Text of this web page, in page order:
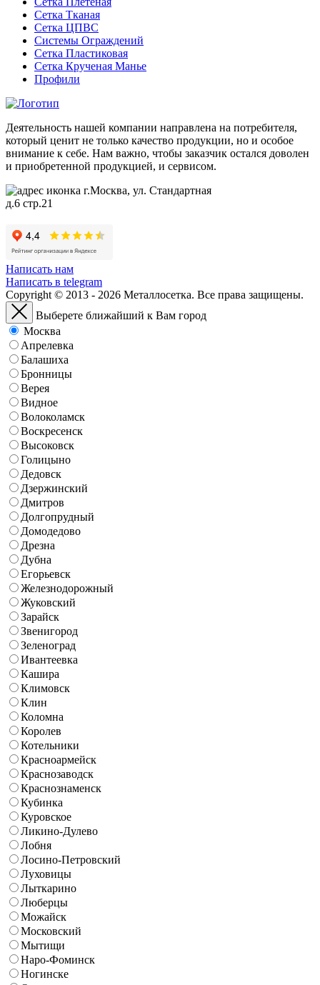
Сетка Тканая
Сетка ЦПВС
Системы Ограждений
Сетка Пластиковая
Сетка Крученая Манье
Профили
Деятельность нашей компании направлена на потребителя,
который ценит не только качество продукции, но и особое
внимание к себе. Нам важно, чтобы заказчик остался доволен
и приобретенной продукцией, и сервисом.
г.Москва, ул. Стандартная
д.6 стр.21
Написать нам
Написать в telegram
Copyright © 2013 - 2026 Металлосетка. Все права защищены.
Выберете ближайший к Вам город
Москва
Апрелевка
Балашиха
Бронницы
Верея
Видное
Волоколамск
Воскресенск
Высоковск
Голицыно
Дедовск
Дзержинский
Дмитров
Долгопрудный
Домодедово
Дрезна
Дубна
Егорьевск
Железнодорожный
Жуковский
Зарайск
Звенигород
Зеленоград
Ивантеевка
Кашира
Климовск
Клин
Коломна
Королев
Котельники
Красноармейск
Краснозаводск
Краснознаменск
Кубинка
Куровское
Ликино-Дулево
Лобня
Лосино-Петровский
Луховицы
Лыткарино
Люберцы
Можайск
Московский
Мытищи
Наро-Фоминск
Ногинске